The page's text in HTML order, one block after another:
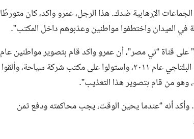
الإرهابية ضدك. هذا الرجل، عمرو واكد، كان متورطًا
قناة “ني مصر”، أن عمرو واكد قام بتصوير مواطنين عام
٢٠١١، قائلاً: “هذا الهارب تعاون مع جماعة الإخوان الإرهابية بقيادة البلتاجي عام ٢٠١١، واستولوا على مكتب شركة سياحة، وألقوا
من قام بتصوير هذا التعذيب”.
وأكد أنه “عندما يحين الوقت، يجب محاكمته ودفع ثمن